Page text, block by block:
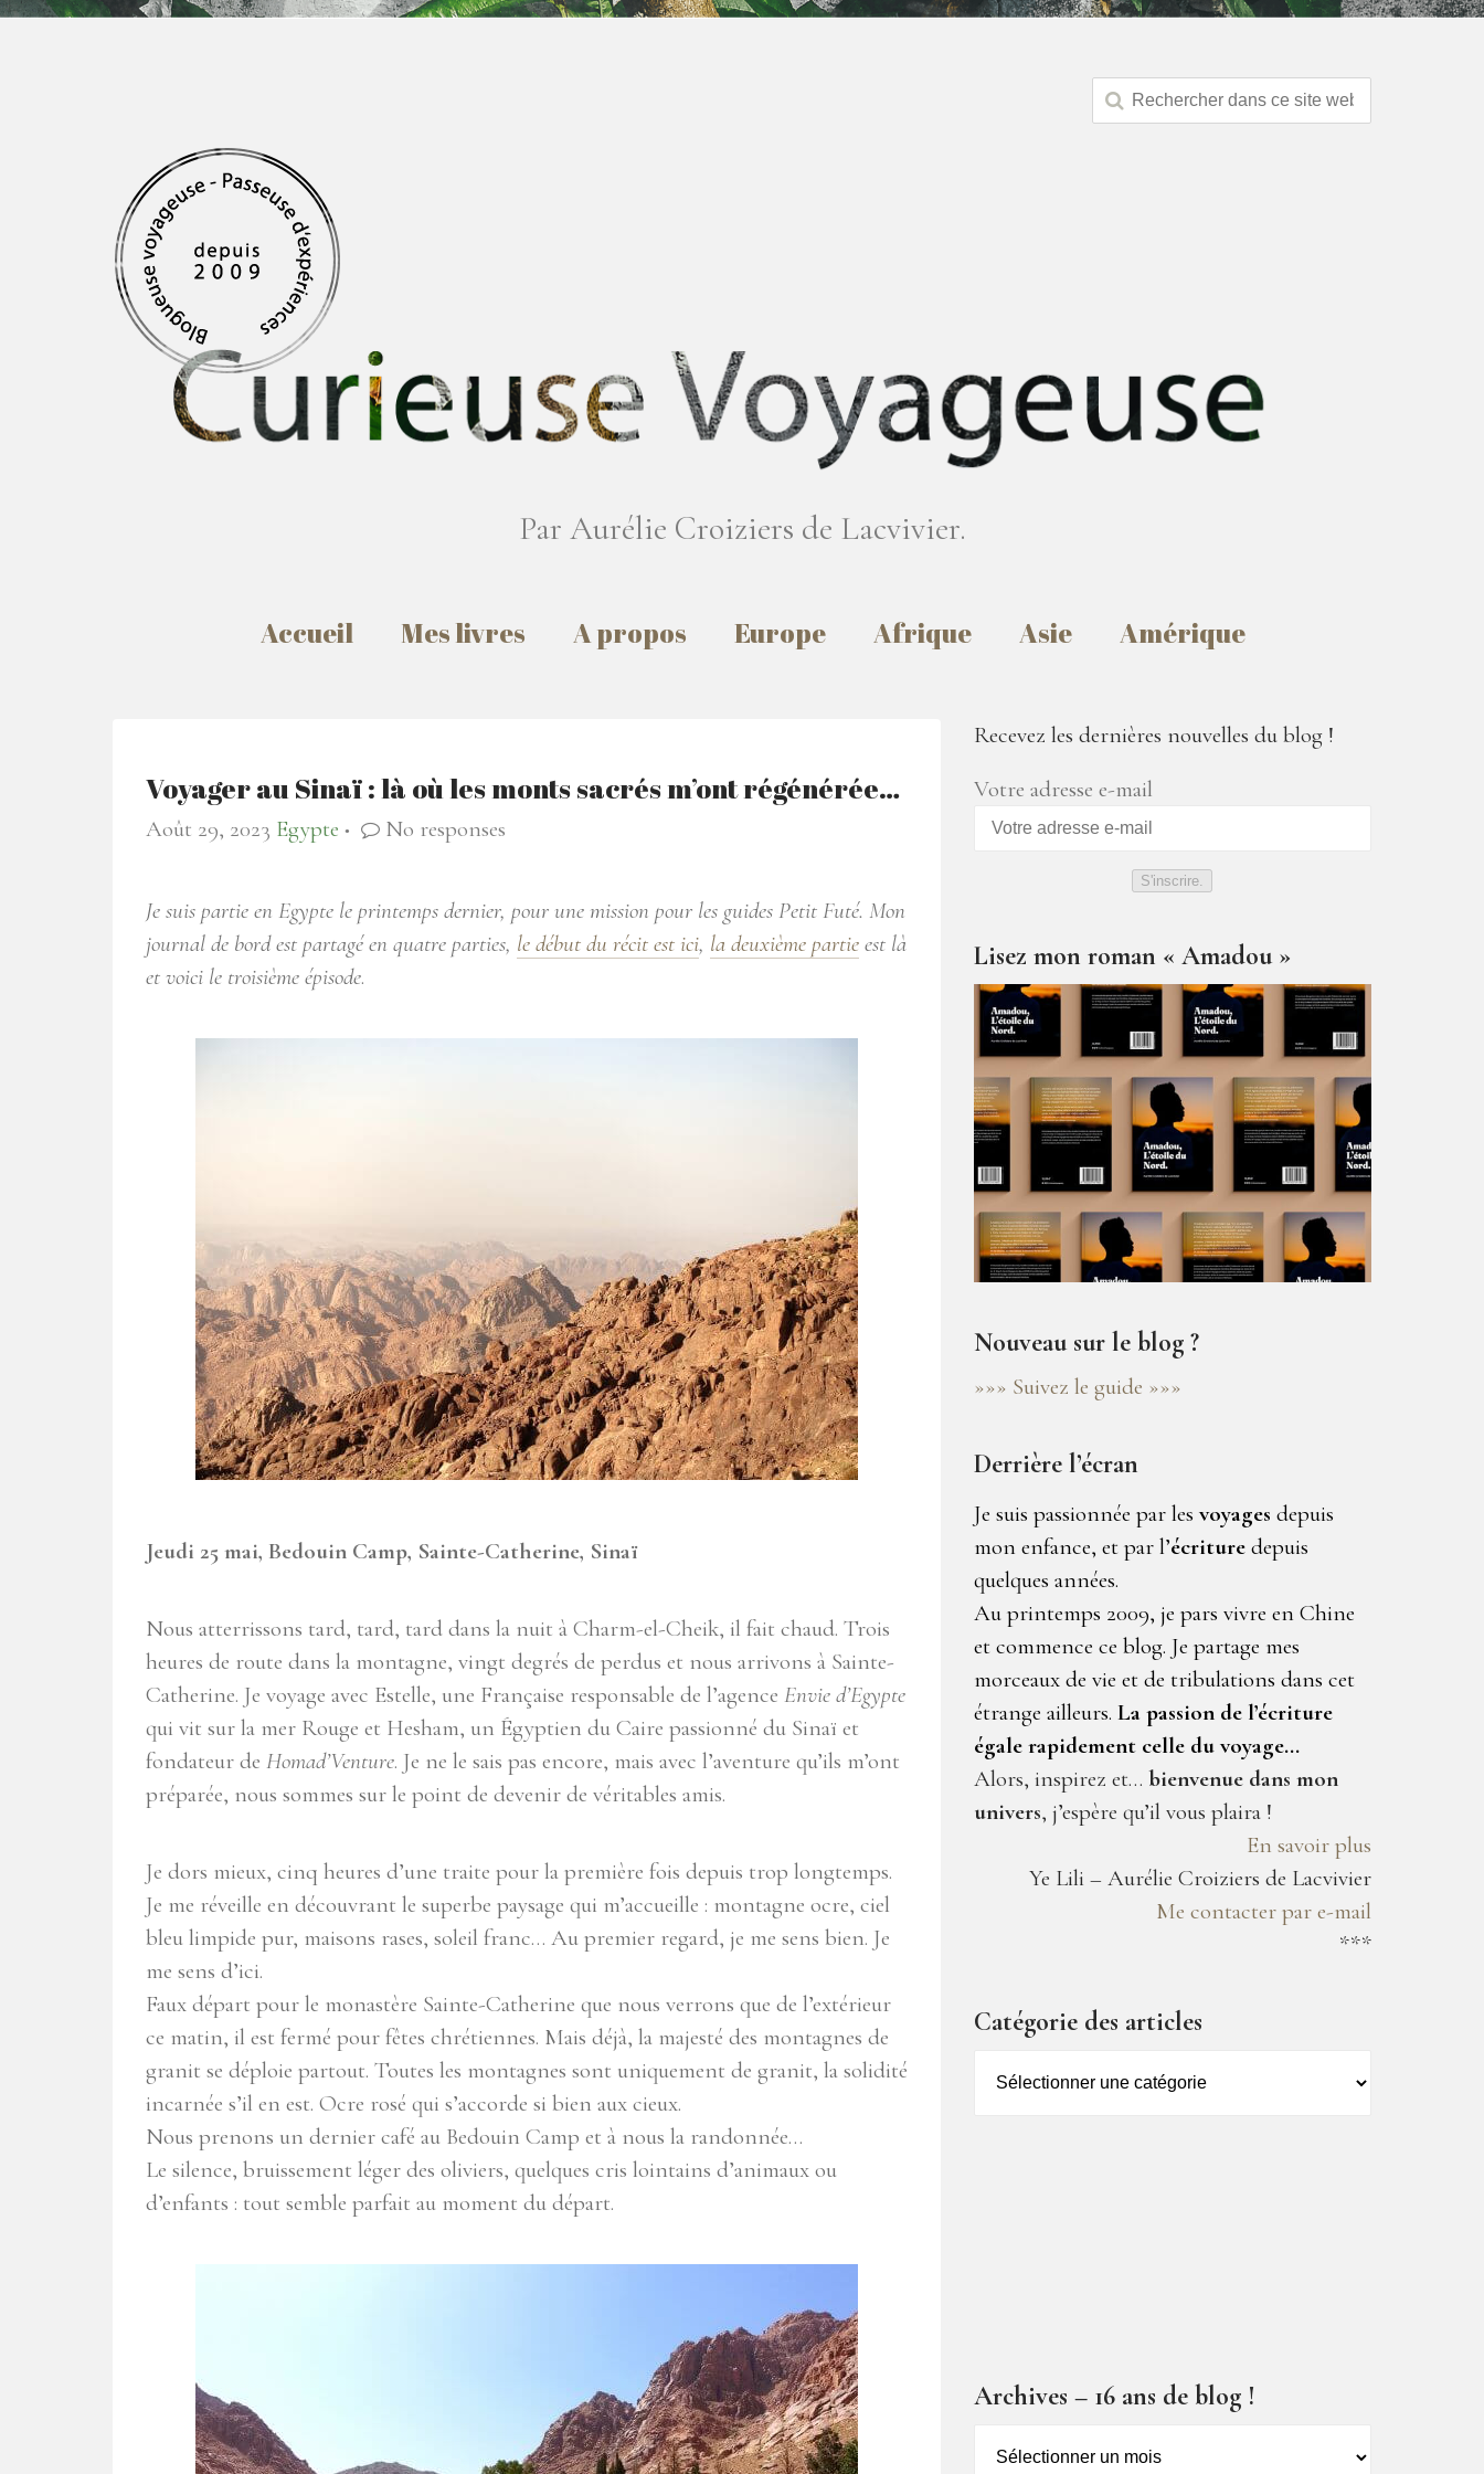
Par Aurélie Croiziers de Lacvivier.
Accueil Mes livres A propos Europe Afrique Asie Amérique
Voyager au Sinaï : là où les monts sacrés m’ont régénérée…
Août 29, 2023 Egypte ● No responses
Je suis partie en Egypte le printemps dernier, pour une mission pour les guides Petit Futé. Mon
journal de bord est partagé en quatre parties, le début du récit est ici, la deuxième partie est là
et voici le troisième épisode.
Jeudi 25 mai, Bedouin Camp, Sainte-Catherine, Sinaï
Nous atterrissons tard, tard, tard dans la nuit à Charm-el-Cheik, il fait chaud. Trois
heures de route dans la montagne, vingt degrés de perdus et nous arrivons à Sainte-
Catherine. Je voyage avec Estelle, une Française responsable de l’agence Envie d’Egypte
qui vit sur la mer Rouge et Hesham, un Égyptien du Caire passionné du Sinaï et
fondateur de Homad’Venture. Je ne le sais pas encore, mais avec l’aventure qu’ils m’ont
préparée, nous sommes sur le point de devenir de véritables amis.
Je dors mieux, cinq heures d’une traite pour la première fois depuis trop longtemps.
Je me réveille en découvrant le superbe paysage qui m’accueille : montagne ocre, ciel
bleu limpide pur, maisons rases, soleil franc… Au premier regard, je me sens bien. Je
me sens d’ici.
Faux départ pour le monastère Sainte-Catherine que nous verrons que de l’extérieur
ce matin, il est fermé pour fêtes chrétiennes. Mais déjà, la majesté des montagnes de
granit se déploie partout. Toutes les montagnes sont uniquement de granit, la solidité
incarnée s’il en est. Ocre rosé qui s’accorde si bien aux cieux.
Nous prenons un dernier café au Bedouin Camp et à nous la randonnée…
Le silence, bruissement léger des oliviers, quelques cris lointains d’animaux ou
d’enfants : tout semble parfait au moment du départ.
Recevez les dernières nouvelles du blog !
Votre adresse e-mail
S'inscrire.
Lisez mon roman « Amadou »
Nouveau sur le blog ?
»»» Suivez le guide »»»
Derrière l’écran
Je suis passionnée par les voyages depuis
mon enfance, et par l’écriture depuis
quelques années.
Au printemps 2009, je pars vivre en Chine
et commence ce blog. Je partage mes
morceaux de vie et de tribulations dans cet
étrange ailleurs. La passion de l’écriture
égale rapidement celle du voyage…
Alors, inspirez et… bienvenue dans mon
univers, j’espère qu’il vous plaira !
En savoir plus
Ye Lili – Aurélie Croiziers de Lacvivier
Me contacter par e-mail
***
Catégorie des articles
des
Archives – 16 ans de blog !